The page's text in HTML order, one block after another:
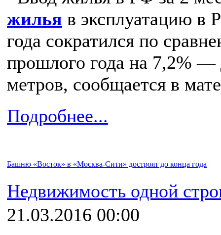
жилья в эксплуатацию в
года сократился по
прошлого года на 7,2% —
метров, сообщается в
Подробнее...
Башню «Восток» в «Москва-Сити» достроят до конца года
Недвижимость одной
21.03.2016 00:00